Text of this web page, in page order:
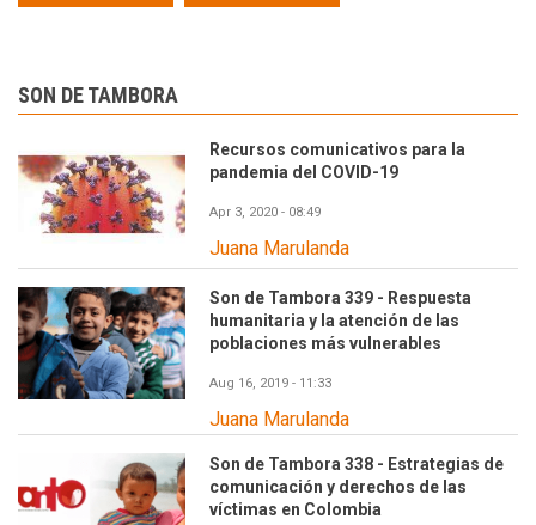
SON DE TAMBORA
Recursos comunicativos para la
pandemia del COVID-19
Apr 3, 2020 - 08:49
Juana Marulanda
Son de Tambora 339 - Respuesta
humanitaria y la atención de las
poblaciones más vulnerables
Aug 16, 2019 - 11:33
Juana Marulanda
Son de Tambora 338 - Estrategias de
comunicación y derechos de las
víctimas en Colombia